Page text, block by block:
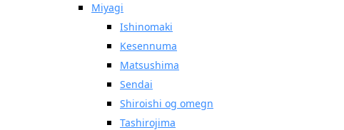
Miyagi
Ishinomaki
Kesennuma
Matsushima
Sendai
Shiroishi og omegn
Tashirojima